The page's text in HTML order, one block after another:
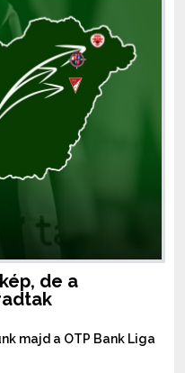
de a
majd a OTP Bank Liga